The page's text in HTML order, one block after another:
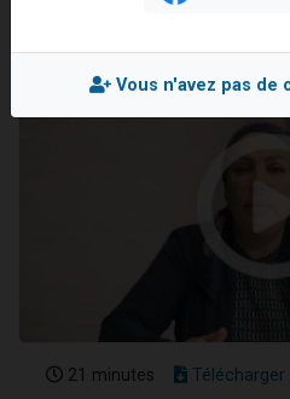
Il reste 49
12 nouvelles
21 minutes Télécharger
Vous n'avez pas de